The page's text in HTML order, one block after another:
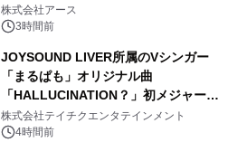
事例を株式会社アースが公開
株式会社アース
3時間前
JOYSOUND LIVER所属のVシンガー
「まるぱも」オリジナル曲
「HALLUCINATION？」初メジャー配
信リリース決定！
株式会社テイチクエンタテインメント
4時間前